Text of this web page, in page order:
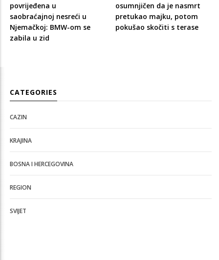
povrijeđena u
saobraćajnoj nesreći u
Njemačkoj: BMW-om se
zabila u zid
osumnjičen da je nasmrt
pretukao majku, potom
pokušao skočiti s terase
CATEGORIES
CAZIN
KRAJINA
BOSNA I HERCEGOVINA
REGION
SVIJET